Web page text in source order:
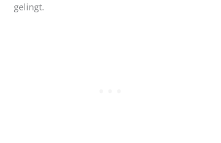
gelingt.